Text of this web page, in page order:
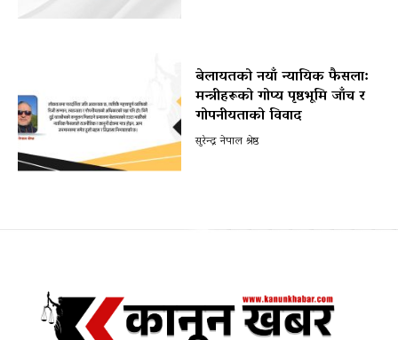
बेलायतको नयाँ न्यायिक फैसला:
मन्त्रीहरूको गोप्य पृष्ठभूमि जाँच र
गोपनीयताको विवाद
सुरेन्द्र नेपाल श्रेष्ठ